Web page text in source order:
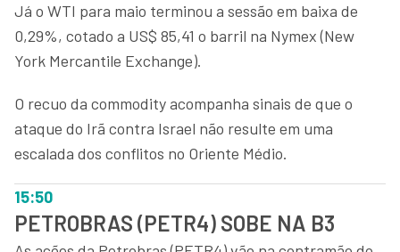
Já o WTI para maio terminou a sessão em baixa de
0,29%, cotado a US$ 85,41 o barril na Nymex (New
York Mercantile Exchange).
O recuo da commodity acompanha sinais de que o
ataque do Irã contra Israel não resulte em uma
escalada dos conflitos no Oriente Médio.
15:50
PETROBRAS (PETR4) SOBE NA B3